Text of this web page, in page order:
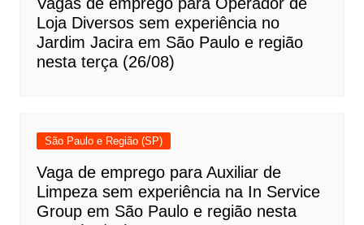
Vagas de emprego para Operador de
Loja Diversos sem experiência no
Jardim Jacira em São Paulo e região
nesta terça (26/08)
São Paulo e Região (SP)
Vaga de emprego para Auxiliar de
Limpeza sem experiência na In Service
Group em São Paulo e região nesta